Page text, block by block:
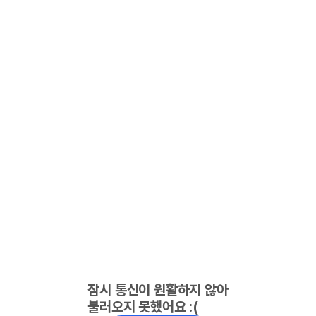
잠시 통신이 원활하지 않아
불러오지 못했어요 :(